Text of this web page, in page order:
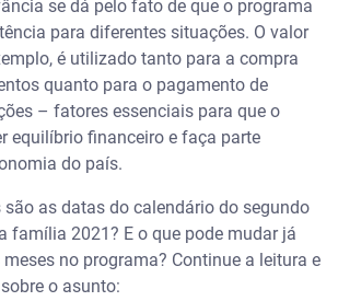
se dá pelo fato de que o programa
para diferentes situações. O valor
é utilizado tanto para a compra
quanto para o pagamento de
– fatores essenciais para que o
equilíbrio financeiro e faça parte
do país.
as datas do calendário do segundo
família 2021? E o que pode mudar já
no programa? Continue a leitura e
o asunto: